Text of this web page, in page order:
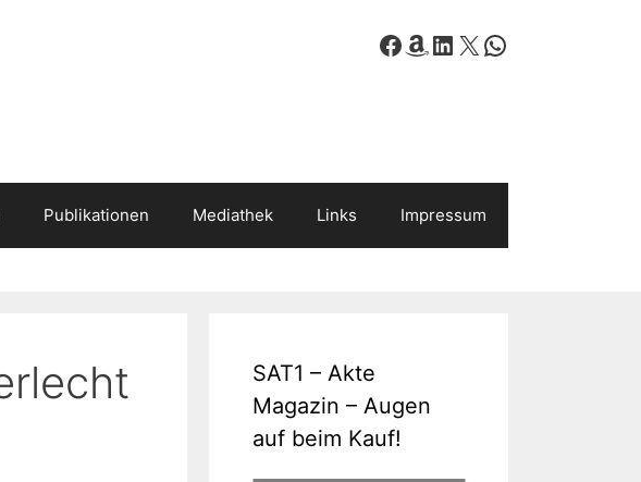
Facebook
Amazon
LinkedIn
X WhatsApp
Publikationen Mediathek Links Impressum
SAT1 – Akte
Magazin – Augen
auf beim Kauf!